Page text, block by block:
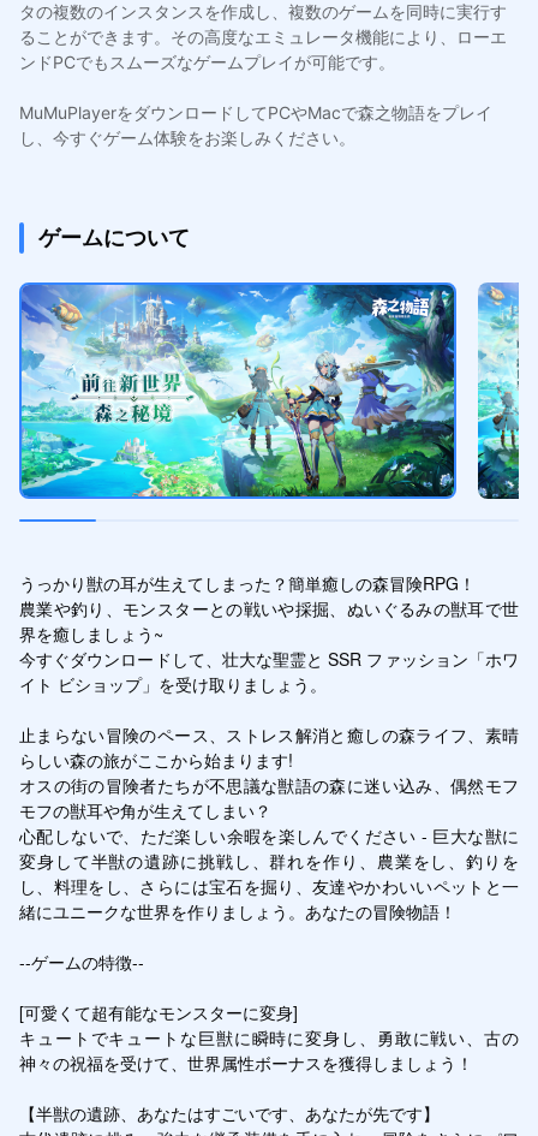
タの複数のインスタンスを作成し、複数のゲームを同時に実行す
ることができます。その高度なエミュレータ機能により、ローエ
ンドPCでもスムーズなゲームプレイが可能です。
MuMuPlayerをダウンロードしてPCやMacで森之物語をプレイ
し、今すぐゲーム体験をお楽しみください。
ゲームについて
うっかり獣の耳が生えてしまった？簡単癒しの森冒険RPG！
農業や釣り、モンスターとの戦いや採掘、ぬいぐるみの獣耳で世
界を癒しましょう~
今すぐダウンロードして、壮大な聖霊と SSR ファッション「ホワ
イト ビショップ」を受け取りましょう。
止まらない冒険のペース、ストレス解消と癒しの森ライフ、素晴
らしい森の旅がここから始まります!
オスの街の冒険者たちが不思議な獣語の森に迷い込み、偶然モフ
モフの獣耳や角が生えてしまい？
心配しないで、ただ楽しい余暇を楽しんでください - 巨大な獣に
変身して半獣の遺跡に挑戦し、群れを作り、農業をし、釣りを
し、料理をし、さらには宝石を掘り、友達やかわいいペットと一
緒にユニークな世界を作りましょう。あなたの冒険物語！
--ゲームの特徴--
[可愛くて超有能なモンスターに変身]
キュートでキュートな巨獣に瞬時に変身し、勇敢に戦い、古の
神々の祝福を受けて、世界属性ボーナスを獲得しましょう！
【半獣の遺跡、あなたはすごいです、あなたが先です】